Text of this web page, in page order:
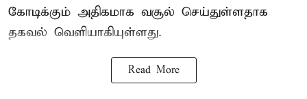
கோடிக்கும் அதிகமாக வசூல் செய்துள்ளதாக
தகவல் வெளியாகியுள்ளது.
Read More